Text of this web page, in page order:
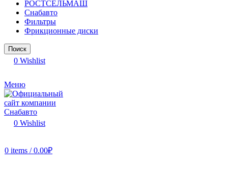
РОСТСЕЛЬМАШ
Снабавто
Фильтры
Фрикционные диски
Поиск
0 Wishlist
Меню
0 Wishlist
0 items / 0.00₽